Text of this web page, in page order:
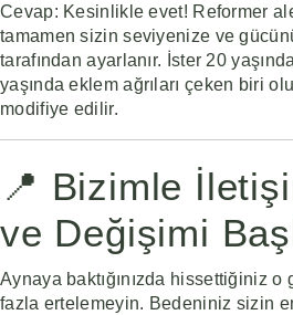
Cevap: Kesinlikle evet! Reformer
tamamen sizin seviyenize ve
tarafından ayarlanır. İster 20
yaşında eklem ağrıları çeken biri
modifiye edilir.
📍 Bizimle
ve Değişimi
Aynaya baktığınızda hissettiğiniz
fazla ertelemeyin. Bedeniniz sizin